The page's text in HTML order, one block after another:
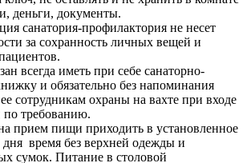
деньги, документы.
санатория-профилактория не несет
за сохранность личных вещей и
всегда иметь при себе санаторно-
и обязательно без напоминания
сотрудникам охраны на вахте при входе
по требованию.
прием пищи приходить в установленное
дня время без верхней одежды и
сумок. Питание в столовой